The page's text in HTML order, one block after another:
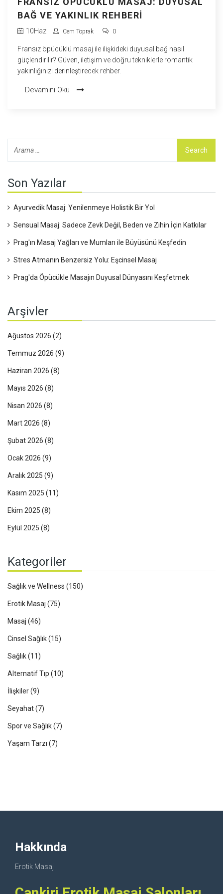
BAĞ VE YAKINLIK REHBERI
10Haz Cem Toprak 0
Fransız öpücüklü masaj ile ilişkideki duyusal bağ nasıl
güçlendirilir? Güven, iletişim ve doğru tekniklerle romantik
yakınlığınızı derinleştirecek rehber.
Devamını Oku
Son Yazılar
Ayurvedik Masaj: Yenilenmeye Holistik Bir Yol
Sensual Masaj: Sadece Zevk Değil, Beden ve Zihin İçin Katkılar
Prag'ın Masaj Yağları ve Mumları ile Büyüsünü Keşfedin
Stres Atmanın Benzersiz Yolu: Eşcinsel Masaj
Prag'da Öpücükle Masajın Duyusal Dünyasını Keşfetmek
Arşivler
Ağustos 2026 (2)
Temmuz 2026 (9)
Haziran 2026 (8)
Mayıs 2026 (8)
Nisan 2026 (8)
Mart 2026 (8)
Şubat 2026 (8)
Ocak 2026 (9)
Aralık 2025 (9)
Kasım 2025 (11)
Ekim 2025 (8)
Eylül 2025 (8)
Kategoriler
Sağlık ve Wellness (150)
Erotik Masaj (75)
Masaj (46)
Cinsel Sağlık(15)
Sağlık(11)
Alternatif Tıp (10)
İlişkiler(9)
Seyahat(7)
Spor ve Sağlık(7)
Yaşam Tarzı (7)
Hakkında
Erotik Masaj